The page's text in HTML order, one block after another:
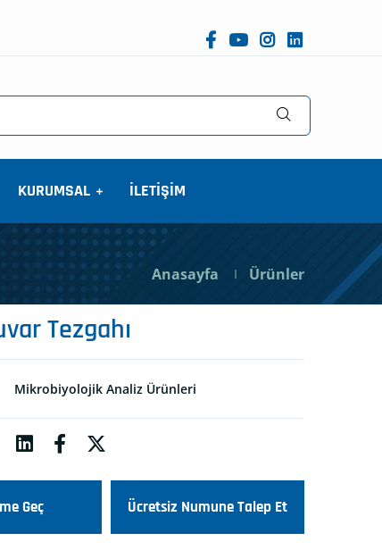
KURUMSAL İLETİŞİM
Anasayfa Ürünler
Tezgahı
Mikrobiyolojik Analiz Ürünleri
Geç Ücretsiz Numune Talep Et